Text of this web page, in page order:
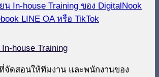
house Training
จัดสอนให้ทีมงาน และพนักงานของ